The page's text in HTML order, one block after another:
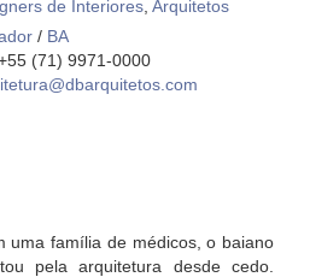
de Interiores Arquitetos
/ BA
(71) 9971-0000
uma família de médicos, o baiano
pela arquitetura desde cedo.